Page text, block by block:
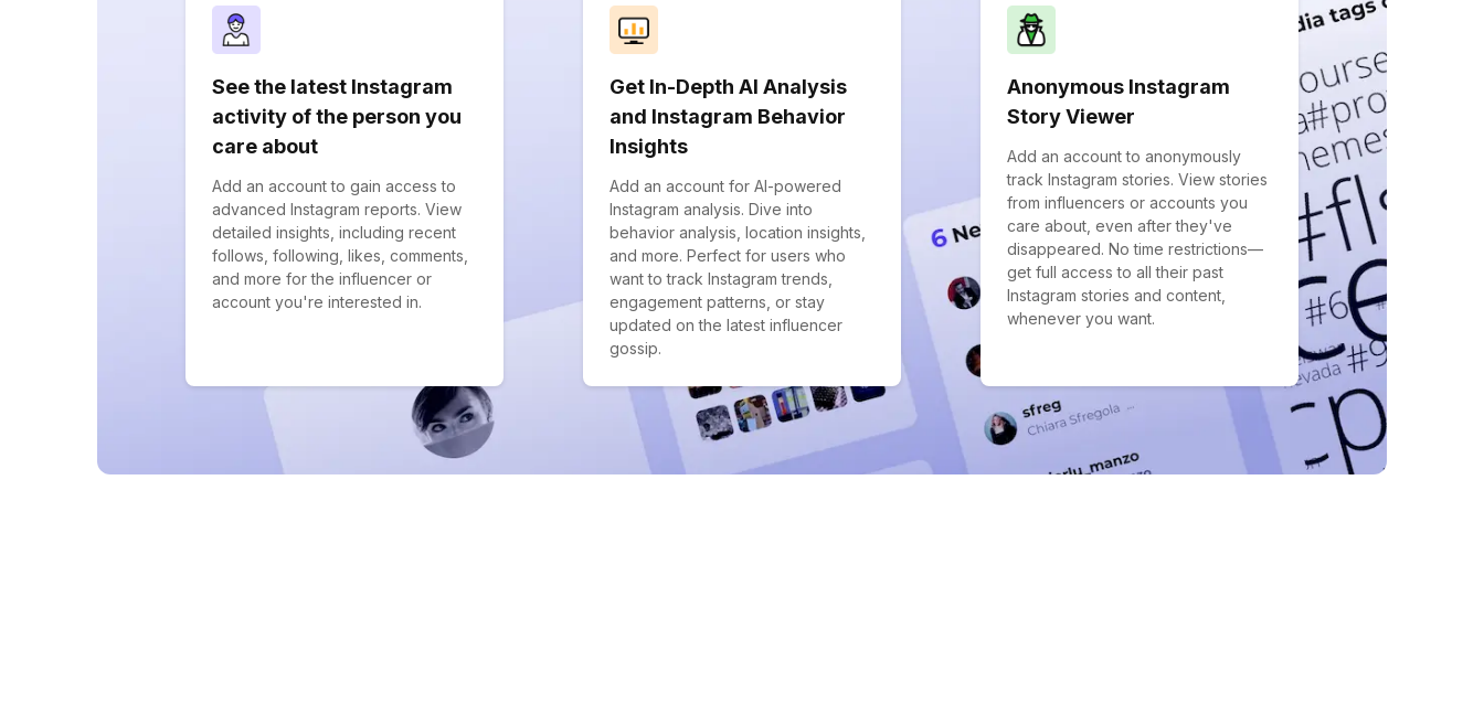
See the latest Instagram
activity of the person you
care about
Add an account to gain access to
advanced Instagram reports. View
detailed insights, including recent
follows, following, likes, comments,
and more for the influencer or
account you're interested in.
Get In-Depth AI Analysis
and Instagram Behavior
Insights
Add an account for AI-powered
Instagram analysis. Dive into
behavior analysis, location insights,
and more. Perfect for users who
want to track Instagram trends,
engagement patterns, or stay
updated on the latest influencer
gossip.
Anonymous Instagram
Story Viewer
Add an account to anonymously
track Instagram stories. View stories
from influencers or accounts you
care about, even after they've
disappeared. No time restrictions—
get full access to all their past
Instagram stories and content,
whenever you want.